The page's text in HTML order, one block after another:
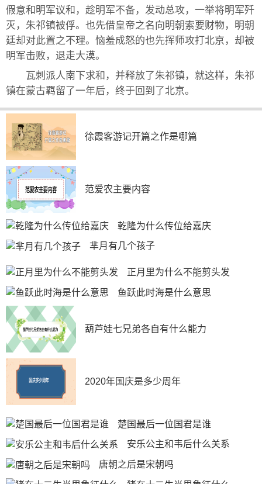
假意和明军议和，趁明军不备，发动总攻，一举将明军歼
灭，朱祁镇被俘。也先借皇帝之名向明朝索要财物，明朝
廷却对此置之不理。恼羞成怒的也先挥师攻打北京，却被
明军击败，退走大漠。
瓦刺派人南下求和，并释放了朱祁镇，就这样，朱祁
镇在蒙古羁留了一年后，终于回到了北京。
徐霞客游记开篇之作是哪篇
范爱农主要内容
乾隆为什么传位给嘉庆
芈月有几个孩子
正月里为什么不能剪头发
鱼跃此时海是什么意思
葫芦娃七兄弟各自有什么能力
2020年国庆是多少周年
楚国最后一位国君是谁
安乐公主和韦后什么关系
唐朝之后是宋朝吗